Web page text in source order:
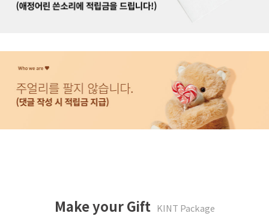
Make your Gift KINT Package